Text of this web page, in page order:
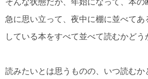
そんな状態だが、年始になって、本の
急に思い立って、夜中に棚に並べてあ
している本をすべて並べて読むかどう
読みたいとは思うものの、いつ読むか